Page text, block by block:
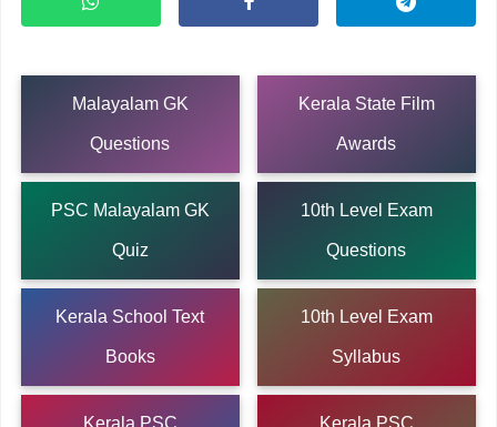
Malayalam GK
Questions
Kerala State Film
Awards
PSC Malayalam GK
Quiz
10th Level Exam
Questions
Kerala School Text
Books
10th Level Exam
Syllabus
Kerala PSC Kerala PSC